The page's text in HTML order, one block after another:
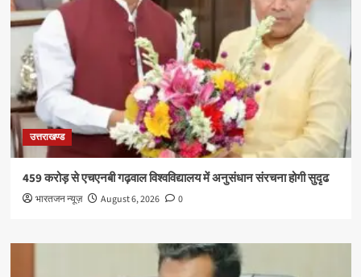
उत्तराखण्ड
459 करोड़ से एचएनबी गढ़वाल विश्वविद्यालय में अनुसंधान संरचना होगी सुदृढ
भारतजन न्यूज़ August 6, 2026 0